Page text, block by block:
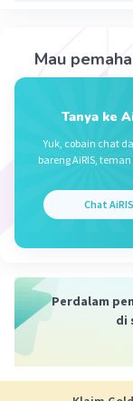
Terlampir
Jadi,
Oleh
Mau
Tanya ke
Yuk, cobain chat
bareng AiRIS,
Chat AiRIS
Perdalam
di